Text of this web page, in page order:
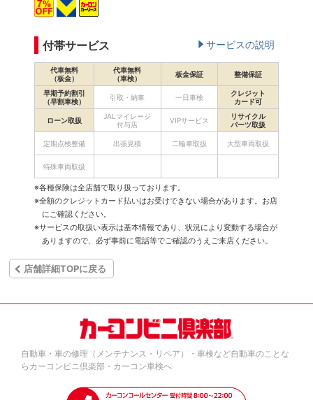
付帯サービス サービスの説明
代車無料
（板金）
代車無料
（車検）
板金保証 整備保証
早期予約割引
（早割車検）
引取・納車 一日車検
クレジット
カード可
ローン取扱
JALマイレージ
付与店
VIPサービス
リサイクル
パーツ取扱
定期点検整備 出張見積 二輪車取扱 大型車両取扱
特殊車両取扱
※各種保険は全店舗で取り扱っております。
※全額のクレジットカード払いはお受けできない場合があります。お店
にご確認ください。
※サービスの取扱い表示は基本情報であり、状況により変動する場合が
ありますので、必ず事前に電話等でご確認のうえご来店ください。
店舗詳細TOPに戻る
自動車・車の修理（メンテナンス・リペア）・車検など自動車のことな
らカーコンビニ倶楽部・カーコン車検へ